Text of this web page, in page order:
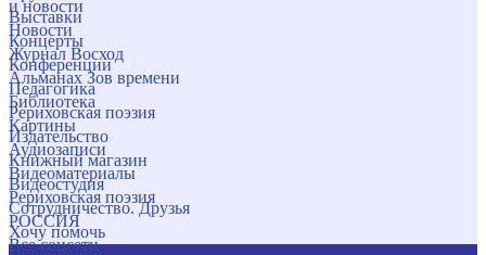
и новости
Новости
Журнал Восход
Альманах Зов времени
Библиотека
Картины
Аудиозаписи
Видеоматериалы
Рериховская поэзия
РОССИЯ
Все соцсети
Выставки
Концерты
Конференции
Педагогика
Рериховская поэзия
Издательство
Книжный магазин
Видеостудия
Сотрудничество. Друзья
Хочу помочь